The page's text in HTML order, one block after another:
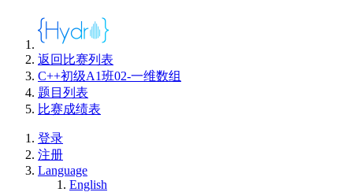
返回比赛列表
C++初级A1班02-一维数组
题目列表
比赛成绩表
登录
注册
Language
English